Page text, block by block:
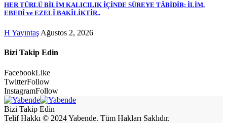
HER TÜRLÜ BİLİM KALICILIK İÇİNDE SÜREYE TÂBİDİR; İLİM,
EBEDÎ ve EZELÎ BAKÎLİKTİR..
H Yayıntaş Ağustos 2, 2026
Bizi Takip Edin
FacebookLike
TwitterFollow
InstagramFollow
Bizi Takip Edin
Telif Hakkı © 2024 Yabende. Tüm Hakları Saklıdır.